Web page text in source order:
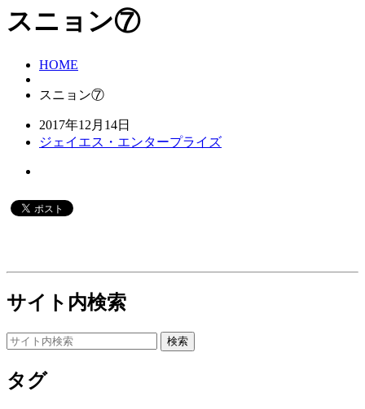
スニョン⑦
HOME
スニョン⑦
2017年12月14日
ジェイエス・エンタープライズ
サイト内検索
タグ